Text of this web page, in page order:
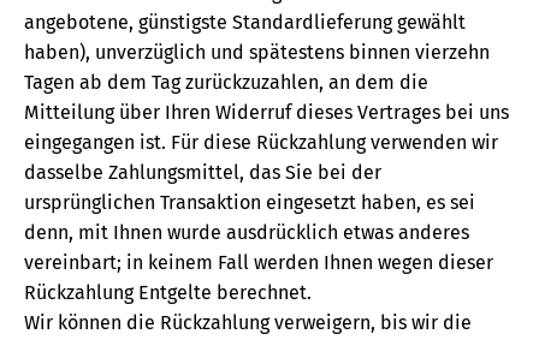
angebotene, günstigste Standardlieferung gewählt
haben), unverzüglich und spätestens binnen vierzehn
Tagen ab dem Tag zurückzuzahlen, an dem die
Mitteilung über Ihren Widerruf dieses Vertrages bei uns
eingegangen ist. Für diese Rückzahlung verwenden wir
dasselbe Zahlungsmittel, das Sie bei der
ursprünglichen Transaktion eingesetzt haben, es sei
denn, mit Ihnen wurde ausdrücklich etwas anderes
vereinbart; in keinem Fall werden Ihnen wegen dieser
Rückzahlung Entgelte berechnet.
Wir können die Rückzahlung verweigern, bis wir die